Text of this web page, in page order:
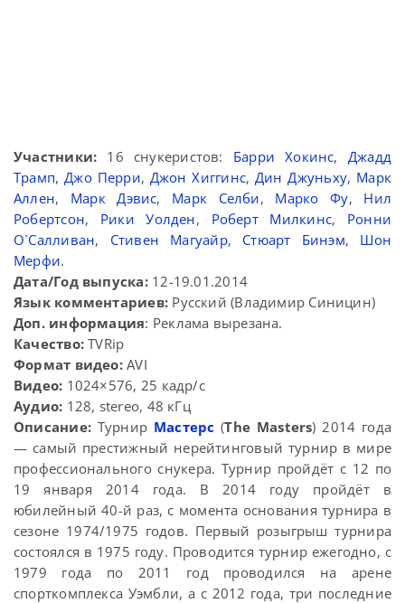
Участники: 16 снукеристов: Барри Хокинс, Джадд
Трамп,Джо Перри, Джон Хиггинс,Дин Джуньху, Марк
Аллен, Марк Дэвис, Марк Селби, Марко Фу, Нил
Робертсон, Рики Уолден, Роберт Милкинс, Ронни
О`Салливан, Стивен Магуайр, Стюарт Бинэм, Шон
Мерфи.
Дата/Год выпуска:12-19.01.2014
Язык комментариев: Русский (Владимир Синицин)
Доп. информация: Реклама вырезана.
Качество: TVRip
Формат видео:AVI
Видео: 1024×576, 25 кадр/с
Аудио: 128, stereo, 48 кГц
Описание: Турнир Мастерс (The Masters) 2014 года
— самый престижный нерейтинговый турнир в мире
профессионального снукера. Турнир пройдёт с 12 по
19 января 2014 года. В 2014 году пройдёт в
юбилейный 40-й раз, с момента основания турнира в
сезоне 1974/1975 годов. Первый розыгрыш турнира
состоялся в 1975 году. Проводится турнир ежегодно, с
1979 года по 2011 год проводился на арене
спорткомплекса Уэмбли, а с 2012 года, три последние